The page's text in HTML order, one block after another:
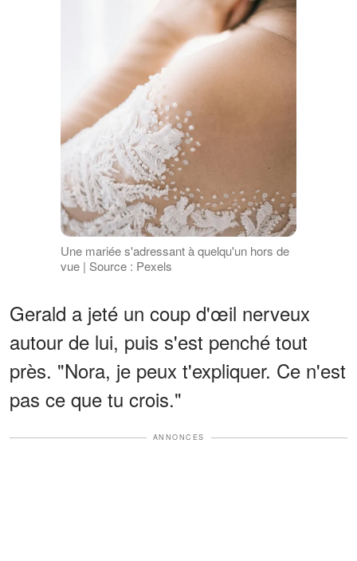
Une mariée s'adressant à quelqu'un hors de
vue | Source : Pexels
Gerald a jeté un coup d'œil nerveux
autour de lui, puis s'est penché tout
près. "Nora, je peux t'expliquer. Ce n'est
pas ce que tu crois."
ANNONCES